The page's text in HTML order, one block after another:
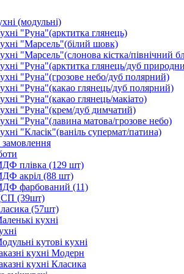
(модульні)
"Руна"(арктитка глянець)
"Марсель"(білий шовк)
"Марсель"(слонова кістка/північний
"Руна"(арктитка глянець/дуб
"Руна"(грозове небо/дуб полярний)
"Руна"(какао глянець/дуб полярний)
"Руна"(какао глянець/макіато)
"Руна"(крем/дуб димчатий)
"Руна"(лавина матова/грозове небо)
"Класік"(ваніль супермат/патина)
замовлення
плівка (129 шт)
акріл (88 шт)
фарбований (11)
(39шт)
(57шт)
кухні
кутові кухні
кухні Модерн
кухні Класика